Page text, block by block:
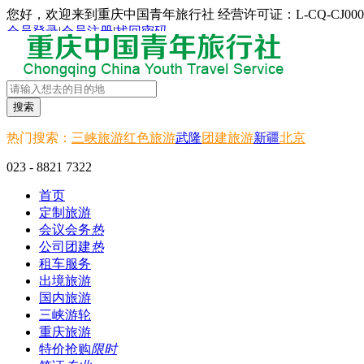
您好，欢迎来到重庆中国青年旅行社 经营许可证：L-CQ-
会员登录|会员注册|找回密码
搜索
热门搜索： 三峡旅游红色旅游武隆团建旅游新疆北京
023 - 8821 7322
首页
定制旅游
会议会务热
公司团建热
租车服务
出境旅游
国内旅游
三峡游轮
重庆旅游
特价抢购限时